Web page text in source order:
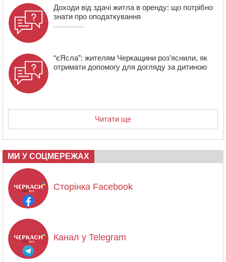
Доходи від здачі житла в оренду: що потрібно
знати про оподаткування
“єЯсла”: жителям Черкащини роз’яснили, як
отримати допомогу для догляду за дитиною
Читати ще
МИ У СОЦМЕРЕЖАХ
Сторінка Facebook
Канал у Telegram